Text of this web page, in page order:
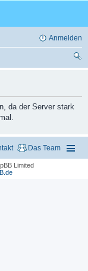
Anmelden
da der Server stark
Das Team
Limited